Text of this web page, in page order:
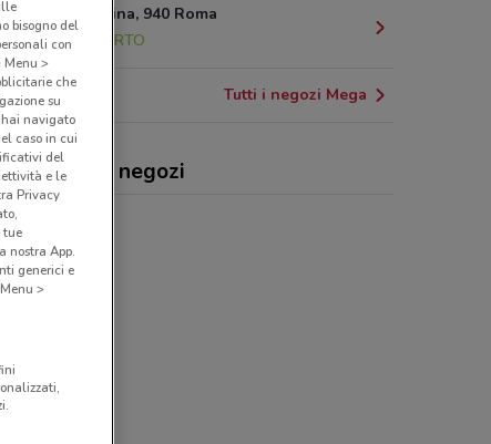
Via Prenestina, 940 Roma
24 km
APERTO
Tutti i negozi Mega
offerte e negozi
bisogno del
con
Menu >
che
su
navigato
caso in cui
del
e le
Privacy
tue
nostra App.
generici e
>